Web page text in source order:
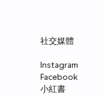
社交媒體
Instagram
Facebook
小紅書